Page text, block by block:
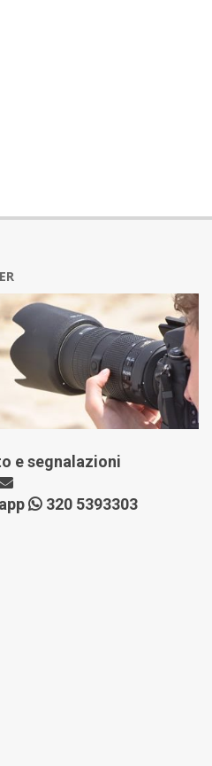
e segnalazioni
320 5393303